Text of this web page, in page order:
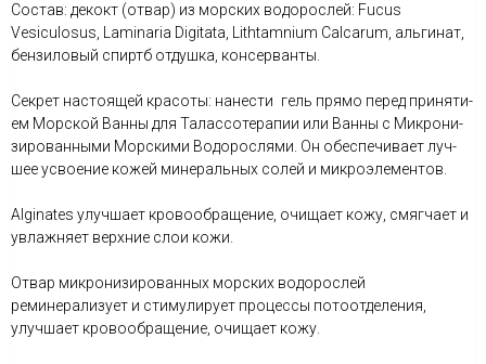
Состав: декокт (отвар) из морских водорослей: Fucus
Vesiculosus, Laminaria Digitata, Lithtamnium Calcarum, альгинат,
бензиловый спиртб отдушка, консерванты.
Сек­рет нас­то­ящей кра­соты: на­нес­ти гель пря­мо пе­ред при­ня­ти­
ем Мо­р­ской Ванны для Та­лас­со­те­ра­пии или Ванны с Мик­ро­ни­
зиро­ванны­ми Мо­р­ски­ми Во­до­рос­ля­ми. Он обес­пе­чи­ва­ет луч­
шее ус­во­ение ко­жей ми­не­ральных со­лей и мик­ро­эле­мен­тов.
Alginates улучшает кровообращение, очищает кожу, смягчает и
увлажняет верхние слои кожи.
Отвар микронизированных морских водорослей
реминерализует и стимулирует процессы потоотделения,
улучшает кровообращение, очищает кожу.